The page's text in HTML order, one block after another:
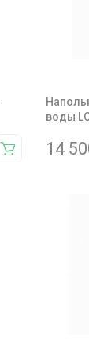
воды
14